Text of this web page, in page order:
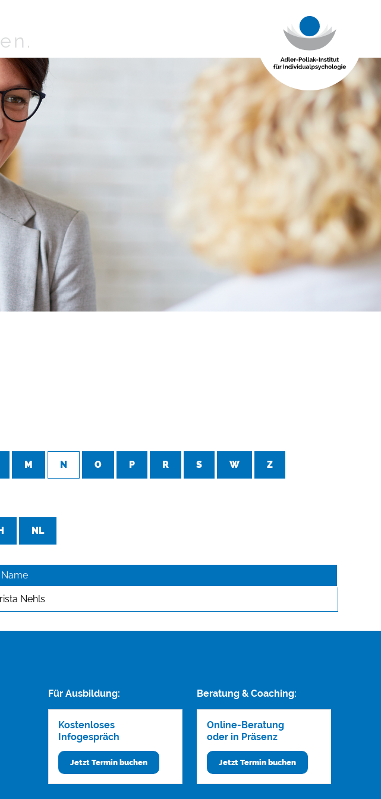
M N O P R S W Z
NL
Name
Nehls
Für Ausbildung:
Kostenloses
Infogespräch
Jetzt Termin buchen
Beratung & Coaching:
Online-Beratung
oder in Präsenz
Jetzt Termin buchen